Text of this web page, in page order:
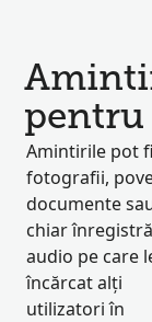
pentru
Amintirile pot fi
fotografii,
documente
chiar
audio pe care
încărcat alți
utilizatori în